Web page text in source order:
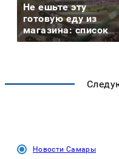
Не ешьте эту
готовую еду из
магазина: список
Новости Самары